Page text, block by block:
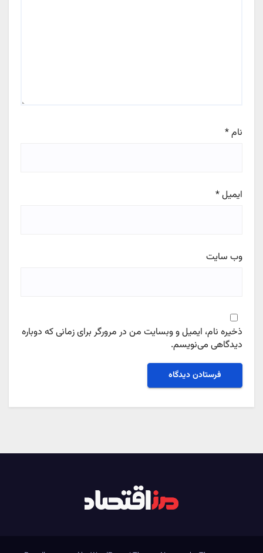
نام*
ایمیل*
وب‌ سایت
ذخیره نام، ایمیل و وبسایت من در مرورگر برای زمانی که دوباره
دیدگاهی می‌نویسم.